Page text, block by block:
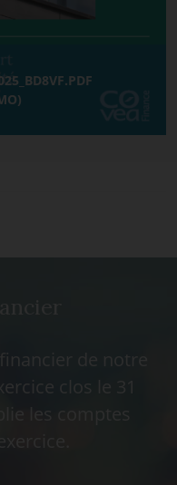
de notre
clos le 31
les comptes